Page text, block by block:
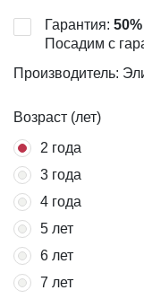
Гарантия: 50%
Посадим с
Производитель:
Возраст (лет)
2 года
3 года
4 года
5 лет
6 лет
7 лет